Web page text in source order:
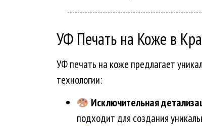
УФ Печать на Коже в
УФ печать на коже предлагает
технологии:
Исключительная
подходит для создания